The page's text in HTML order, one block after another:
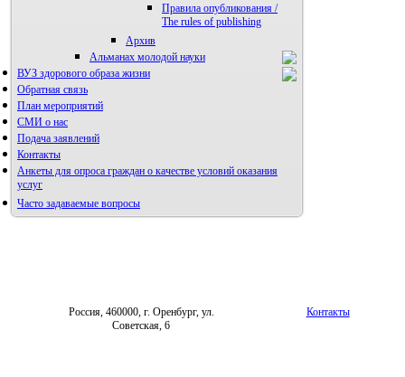
Правила опубликования /
The rules of publishing
Архив
Альманах молодой науки
Редакция журнала
ВУЗ здорового образа жизни
Фотогалерея
Обратная связь
План мероприятий
СМИ о нас
Подача заявлений
Контакты
Анкеты для опроса граждан о качестве условий оказания
услуг
Часто задаваемые вопросы
Россия, 460000, г. Оренбург, ул.
Советская, 6
Контакты